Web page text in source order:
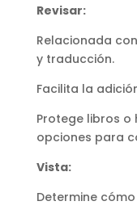
Revisar:
Relacionada
y traducción.
Facilita la
Protege libros o
opciones para
Vista:
Determine